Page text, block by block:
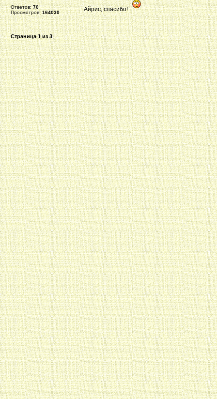
Ответов:70
Просмотров:164030 Айрис, спасибо!
Страница1из3